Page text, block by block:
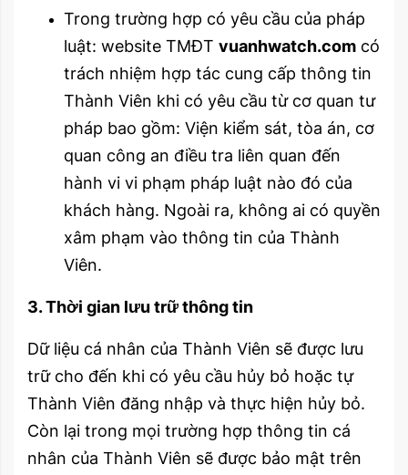
Trong trường hợp có yêu cầu của pháp
luật: website TMĐT vuanhwatch.com có
trách nhiệm hợp tác cung cấp thông tin
Thành Viên khi có yêu cầu từ cơ quan tư
pháp bao gồm: Viện kiểm sát, tòa án, cơ
quan công an điều tra liên quan đến
hành vi vi phạm pháp luật nào đó của
khách hàng. Ngoài ra, không ai có quyền
xâm phạm vào thông tin của Thành
Viên.
3. Thời gian lưu trữ thông tin
Dữ liệu cá nhân của Thành Viên sẽ được lưu
trữ cho đến khi có yêu cầu hủy bỏ hoặc tự
Thành Viên đăng nhập và thực hiện hủy bỏ.
Còn lại trong mọi trường hợp thông tin cá
nhân của Thành Viên sẽ được bảo mật trên